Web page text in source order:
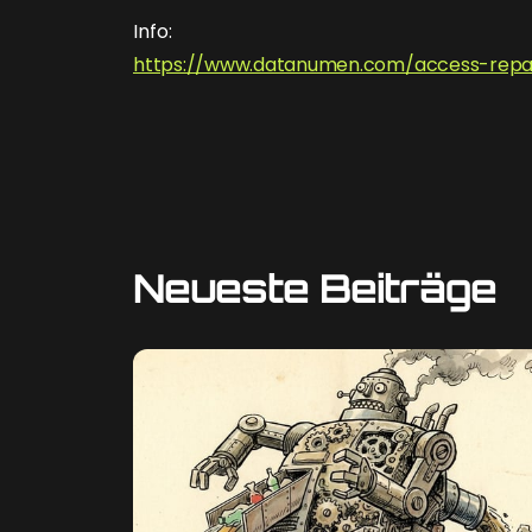
Info:
https://www.datanumen.com/access-
Neueste Beiträge